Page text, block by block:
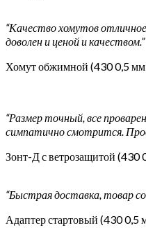
“Качество хомутов
доволен и ценой и качеством.”
Хомут обжимной (430 0,5
“Размер точный, все
симпатично смотрится.
Зонт-Д с ветрозащитой
“Быстрая доставка, товар
Адаптер стартовый (430